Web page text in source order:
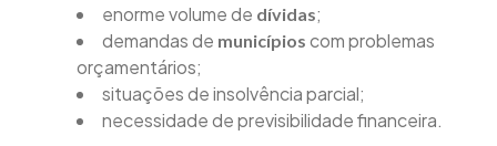
enorme volume de dívidas;
demandas de municípios com problemas
orçamentários;
situações de insolvência parcial;
necessidade de previsibilidade financeira.